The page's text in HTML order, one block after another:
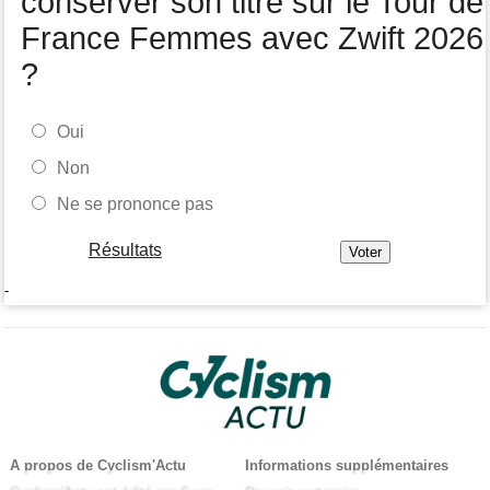
France Femmes avec Zwift 2026
?
Oui
Non
Ne se prononce pas
Résultats
-
A propos de Cyclism'Actu
Informations supplémentaires